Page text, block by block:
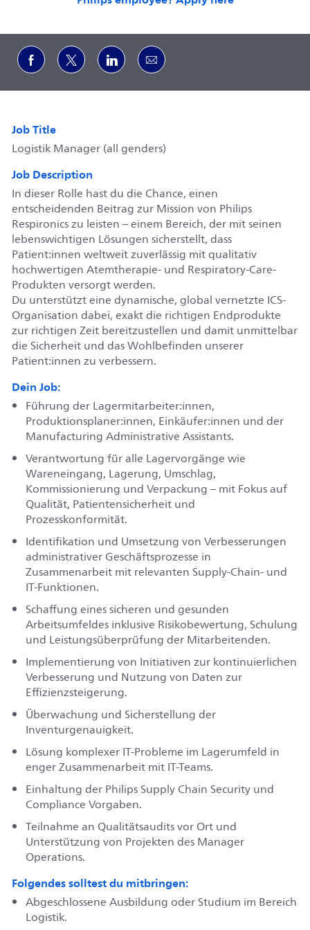
Share via Facebook
Share via twitter
Share via LinkedIn
Share via email
Job Title
Logistik Manager (all genders)
Job Description
In dieser Rolle hast du die Chance, einen
entscheidenden Beitrag zur Mission von Philips
Respironics zu leisten – einem Bereich, der mit seinen
lebenswichtigen Lösungen sicherstellt, dass
Patient:innen weltweit zuverlässig mit qualitativ
hochwertigen Atemtherapie- und Respiratory-Care-
Produkten versorgt werden.
Du unterstützt eine dynamische, global vernetzte ICS-
Organisation dabei, exakt die richtigen Endprodukte
zur richtigen Zeit bereitzustellen und damit unmittelbar
die Sicherheit und das Wohlbefinden unserer
Patient:innen zu verbessern.
Dein Job:
Führung der Lagermitarbeiter:innen,
Produktionsplaner:innen, Einkäufer:innen und der
Manufacturing Administrative Assistants.
Verantwortung für alle Lagervorgänge wie
Wareneingang, Lagerung, Umschlag,
Kommissionierung und Verpackung – mit Fokus auf
Qualität, Patientensicherheit und
Prozesskonformität.
Identifikation und Umsetzung von Verbesserungen
administrativer Geschäftsprozesse in
Zusammenarbeit mit relevanten Supply-Chain- und
IT-Funktionen.
Schaffung eines sicheren und gesunden
Arbeitsumfeldes inklusive Risikobewertung, Schulung
und Leistungsüberprüfung der Mitarbeitenden.
Implementierung von Initiativen zur kontinuierlichen
Verbesserung und Nutzung von Daten zur
Effizienzsteigerung.
Überwachung und Sicherstellung der
Inventurgenauigkeit.
Lösung komplexer IT-Probleme im Lagerumfeld in
enger Zusammenarbeit mit IT-Teams.
Einhaltung der Philips Supply Chain Security und
Compliance Vorgaben.
Teilnahme an Qualitätsaudits vor Ort und
Unterstützung von Projekten des Manager
Operations.
Folgendes solltest du mitbringen:
Abgeschlossene Ausbildung oder Studium im Bereich
Logistik.